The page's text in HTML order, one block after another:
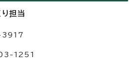
担当
3917
1251